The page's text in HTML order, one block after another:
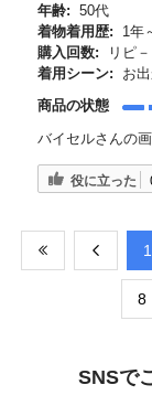
年齢: 50代
着物着用歴:
1年
購入回数:
リピ
着用シーン:
お
商品の状態
バイセルさんの
役に立った
​1
​8
SNSで